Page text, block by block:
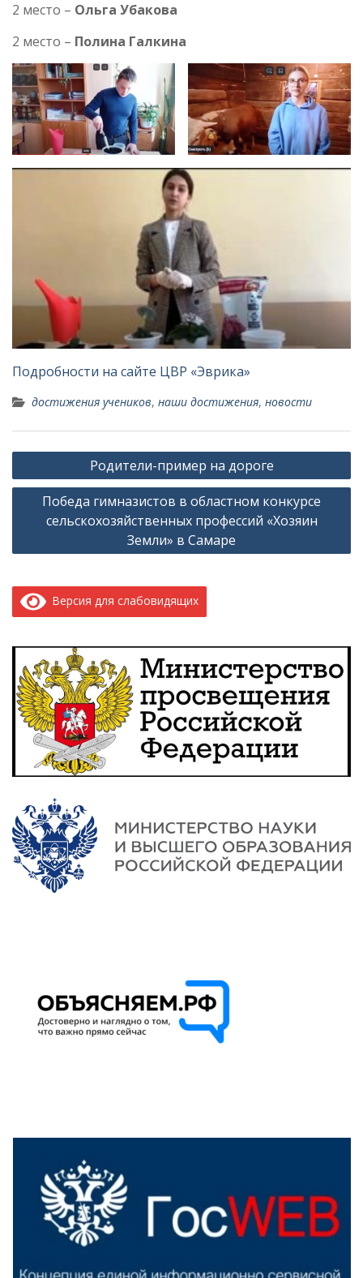
2 место – Ольга Убакова
2 место – Полина Галкина
Подробности на сайте ЦВР «Эврика»
достижения учеников, наши достижения, новости
Навигация
по
записям
Родители-пример на дороге
Победа гимназистов в областном конкурсе
сельскохозяйственных профессий «Хозяин
Земли» в Самаре
Версия для слабовидящих